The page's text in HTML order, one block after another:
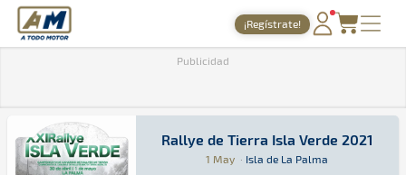
A Todo Motor · Revista del motor desde 1999
¡Regístrate!
NOTICIAS
AGENDA
Publicidad
Rallye de Tierra Isla Verde 2021
Rallye de Tierra Isla Verde 2021
1 May · Isla de La Palma
Tierra · Rallye de Tierra Isla Verde 2021:
Isla de La Palma Isla de La Palma